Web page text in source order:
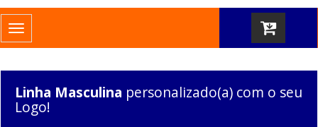
Toggle
navigation
Linha Masculina personalizado(a) com o seu
Logo!